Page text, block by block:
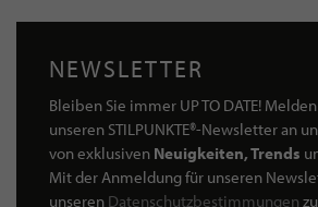
NEWSLETTER
Bleiben Sie immer UP TO DATE!
unseren STILPUNKTE®-Newsletter an
von exklusiven Neuigkeiten, Trends
Mit der Anmeldung für unseren
unseren Datenschutzbestimmungen